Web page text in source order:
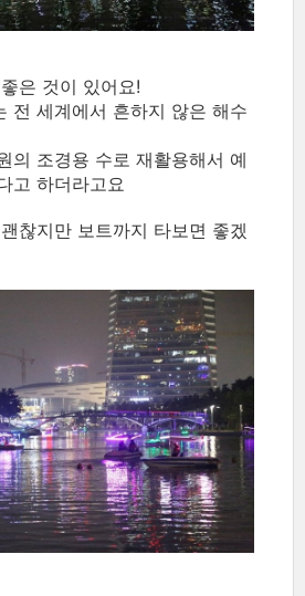
은 것이 있어요!
전 세계에서 흔하지 않은 해수
의 조경용 수로 재활용해서 예
고 하더라고요
찮지만 보트까지 타보면 좋겠